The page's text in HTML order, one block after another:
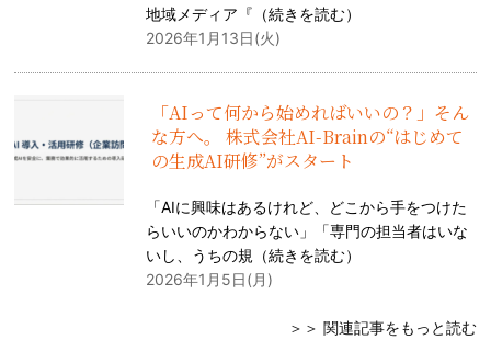
地域メディア『（続きを読む）
2026年1月13日(火)
「AIって何から始めればいいの？」そん
な方へ。 株式会社AI-Brainの“はじめて
の生成AI研修”がスタート
「AIに興味はあるけれど、どこから手をつけた
らいいのかわからない」「専門の担当者はいな
いし、うちの規（続きを読む）
2026年1月5日(月)
＞＞ 関連記事をもっと読む